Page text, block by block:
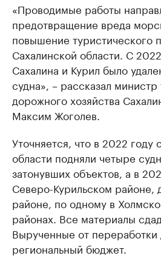
«Проводимые работы
предотвращение вреда
повышение туристического
Сахалинской области. С
Сахалина и Курил было
судна», – рассказал
дорожного хозяйства
Максим Жоголев.
Уточняется, что в 2022 году
области подняли четыре
затонувших объектов, а в
Северо-Курильском районе,
районе, по одному в
районах. Все материалы
Вырученные от переработки
региональный бюджет.